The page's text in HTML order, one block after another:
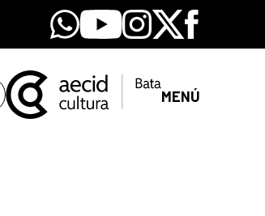
Whatsapp
YoutubeInstagram
X Facebook
MENÚ